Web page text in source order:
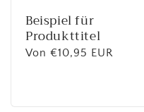
Beispiel für
Produkttitel
Normaler
Von €10,95 EUR